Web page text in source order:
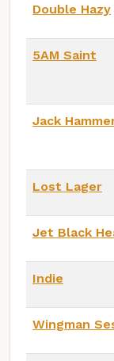
Double Hazy
5AM Saint
Jack
Lost Lager
Jet Black
Indie
Wingman